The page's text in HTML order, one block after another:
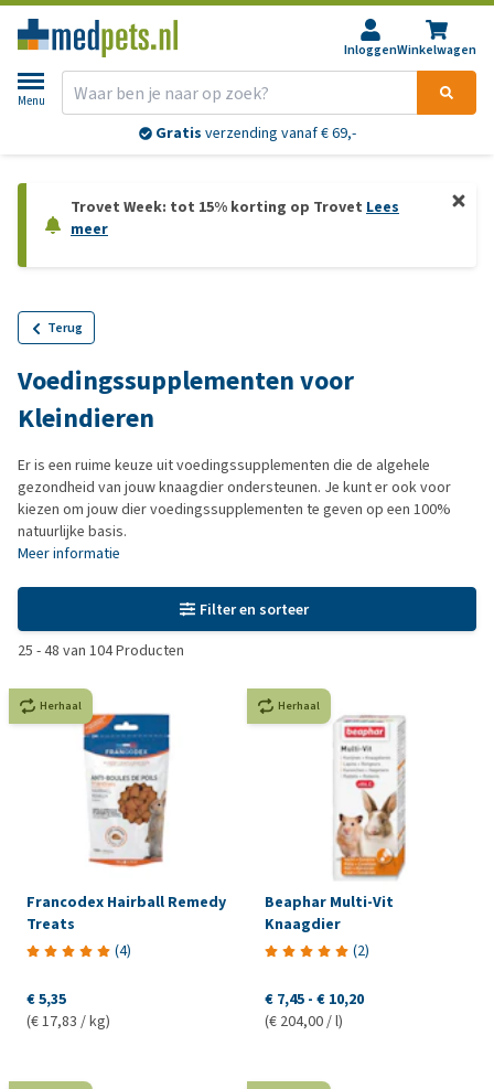
InloggenWinkelwagen
Menu
Gratis verzending vanaf € 69,-
Trovet Week: tot 15% korting op Trovet Lees
meer
Terug
Voedingssupplementen voor
Kleindieren
Er is een ruime keuze uit voedingssupplementen die de algehele
gezondheid van jouw knaagdier ondersteunen. Je kunt er ook voor
kiezen om jouw dier voedingssupplementen te geven op een 100%
natuurlijke basis.
Meer informatie
Filter en sorteer
25 -48 van 104Producten
Herhaal
Francodex Hairball Remedy
Treats
(4)
€ 5,35
(€ 17,83 / kg)
Herhaal
Beaphar Multi-Vit
Knaagdier
(2)
€ 7,45 - € 10,20
(€ 204,00 / l)